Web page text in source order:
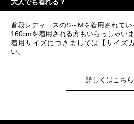
大人でも着れる？
普段レディースのS～Mを着用されて
160cmを着用される方もいらっしゃいま
着用サイズにつきましては【サイズ
い。
詳しくはこちら